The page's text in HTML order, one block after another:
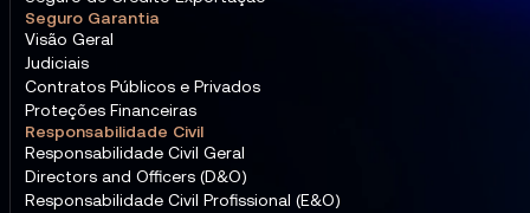
Seguro Garantia
Visão Geral
Judiciais
Contratos Públicos e Privados
Proteções Financeiras
Responsabilidade Civil
Responsabilidade Civil Geral
Directors and Officers (D&O)
Responsabilidade Civil Profissional (E&O)